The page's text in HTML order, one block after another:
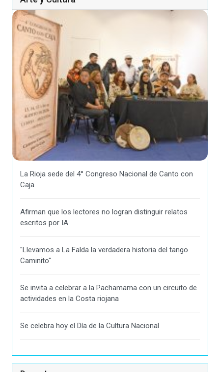
La Rioja sede del 4° Congreso Nacional de Canto con
Caja
Afirman que los lectores no logran distinguir relatos
escritos por IA
"Llevamos a La Falda la verdadera historia del tango
Caminito"
Se invita a celebrar a la Pachamama con un circuito de
actividades en la Costa riojana
Se celebra hoy el Día de la Cultura Nacional